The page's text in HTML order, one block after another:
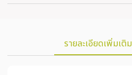
รายละเอียดเพิ่มเติม